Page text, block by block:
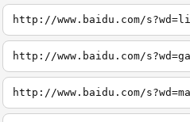
http://www.baidu.com/
http://www.baidu.com/
http://www.baidu.com/